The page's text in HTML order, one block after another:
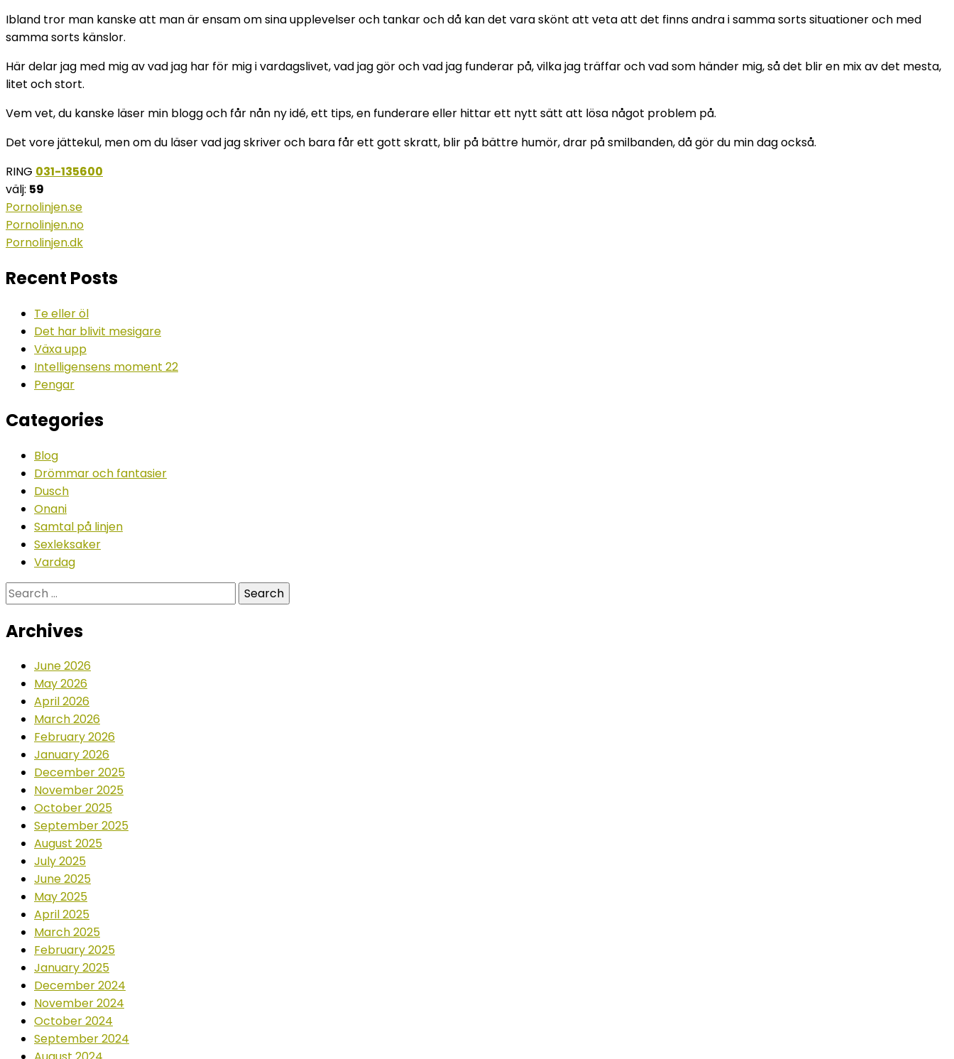
Ibland tror man kanske att man är ensam om sina upplevelser och tankar och då kan det vara skönt att veta att det finns andra i samma sorts situationer och med
samma sorts känslor.
Här delar jag med mig av vad jag har för mig i vardagslivet, vad jag gör och vad jag funderar på, vilka jag träffar och vad som händer mig, så det blir en mix av det mesta,
litet och stort.
Vem vet, du kanske läser min blogg och får nån ny idé, ett tips, en funderare eller hittar ett nytt sätt att lösa något problem på.
Det vore jättekul, men om du läser vad jag skriver och bara får ett gott skratt, blir på bättre humör, drar på smilbanden, då gör du min dag också.
RING 031-135600
välj: 59
Pornolinjen.se
Pornolinjen.no
Pornolinjen.dk
Recent Posts
Te eller öl
Det har blivit mesigare
Växa upp
Intelligensens moment 22
Pengar
Categories
Blog
Drömmar och fantasier
Dusch
Onani
Samtal på linjen
Sexleksaker
Vardag
Search
for:
Archives
June 2026
May 2026
April 2026
March 2026
February 2026
January 2026
December 2025
November 2025
October 2025
September 2025
August 2025
July 2025
June 2025
May 2025
April 2025
March 2025
February 2025
January 2025
December 2024
November 2024
October 2024
September 2024